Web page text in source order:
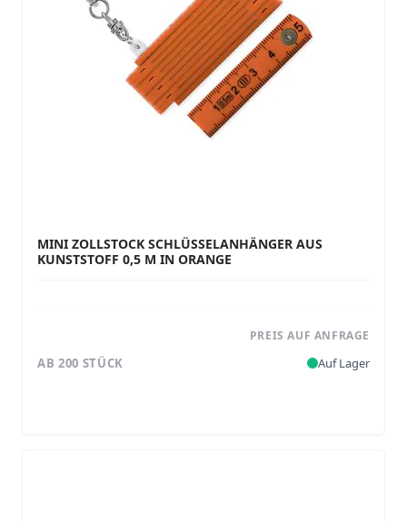
MINI ZOLLSTOCK SCHLÜSSELANHÄNGER AUS
KUNSTSTOFF 0,5 M IN ORANGE
PREIS AUF ANFRAGE
AB 200 STÜCK Auf Lager